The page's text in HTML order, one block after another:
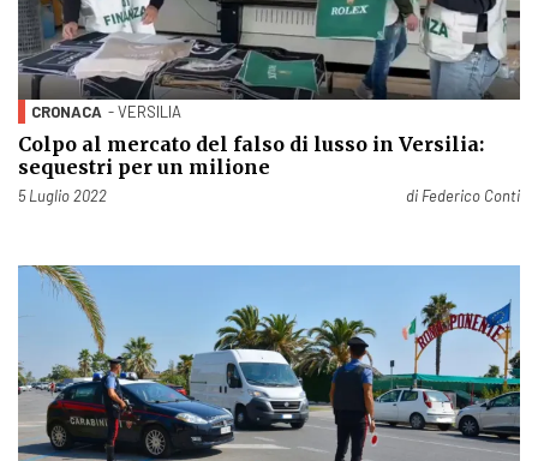
CRONACA - VERSILIA
Colpo al mercato del falso di lusso in Versilia:
sequestri per un milione
Pubblicato il
5 Luglio 2022 di Federico Conti